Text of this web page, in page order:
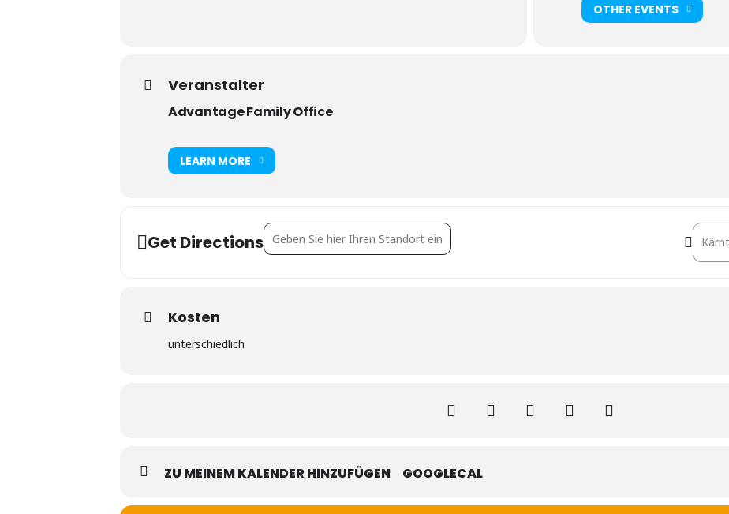
OTHER EVENTS
Veranstalter
Advantage Family Office
LEARN MORE
Get DirectionsAddress - Wiener Real Estate Salon [ac08kkSEB]
Kosten
unterschiedlich
ZU MEINEM KALENDER HINZUFÜGEN GOOGLECAL